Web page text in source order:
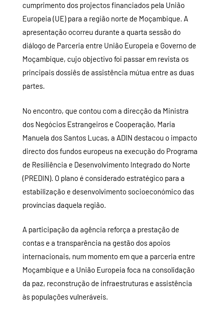
cumprimento dos projectos financiados pela União
Europeia (UE) para a região norte de Moçambique. A
apresentação ocorreu durante a quarta sessão do
diálogo de Parceria entre União Europeia e Governo de
Moçambique, cujo objectivo foi passar em revista os
principais dossiês de assistência mútua entre as duas
partes.
No encontro, que contou com a direcção da Ministra
dos Negócios Estrangeiros e Cooperação, Maria
Manuela dos Santos Lucas, a ADIN destacou o impacto
directo dos fundos europeus na execução do Programa
de Resiliência e Desenvolvimento Integrado do Norte
(PREDIN). O plano é considerado estratégico para a
estabilização e desenvolvimento socioeconómico das
províncias daquela região.
A participação da agência reforça a prestação de
contas e a transparência na gestão dos apoios
internacionais, num momento em que a parceria entre
Moçambique e a União Europeia foca na consolidação
da paz, reconstrução de infraestruturas e assistência
às populações vulneráveis.